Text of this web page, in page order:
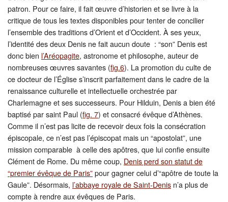
patron. Pour ce faire, il fait œuvre d’historien et se livre à la
critique de tous les textes disponibles pour tenter de concilier
l’ensemble des traditions d’Orient et d’Occident. À ses yeux,
l’identité des deux Denis ne fait aucun doute : “son” Denis est
donc bien l’Aréopagite, astronome et philosophe, auteur de
nombreuses œuvres savantes (fig.6). La promotion du culte de
ce docteur de l’Église s’inscrit parfaitement dans le cadre de la
renaissance culturelle et intellectuelle orchestrée par
Charlemagne et ses successeurs. Pour Hilduin, Denis a bien été
baptisé par saint Paul (fig. 7) et consacré évêque d’Athènes.
Comme il n’est pas licite de recevoir deux fois la consécration
épiscopale, ce n’est pas l’épiscopat mais un “apostolat”, une
mission comparable à celle des apôtres, que lui confie ensuite
Clément de Rome. Du même coup, Denis perd son statut de
“premier évêque de Paris”pour gagner celui d’“apôtre de toute la
Gaule”. Désormais, l’abbaye royale de Saint-Denis n’a plus de
compte à rendre aux évêques de Paris.